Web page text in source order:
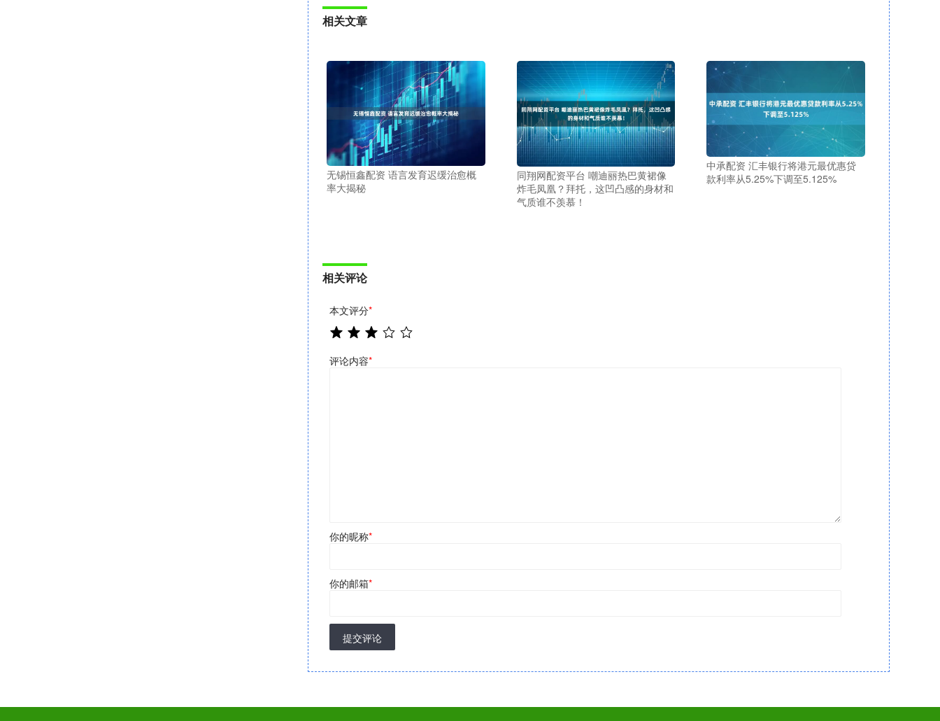
相关文章
无锡恒鑫配资 语言发育迟缓治愈概
率大揭秘
同翔网配资平台 嘲迪丽热巴黄裙像
炸毛凤凰？拜托，这凹凸感的身材和
气质谁不羡慕！
中承配资 汇丰银行将港元最优惠贷
款利率从5.25%下调至5.125%
相关评论
本文评分*
评论内容*
你的昵称*
你的邮箱*
提交评论